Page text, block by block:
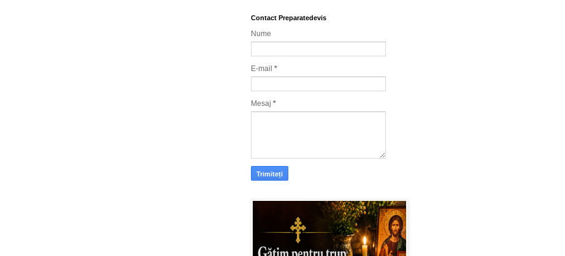
Contact Preparatedevis
Nume
E-mail *
Mesaj *